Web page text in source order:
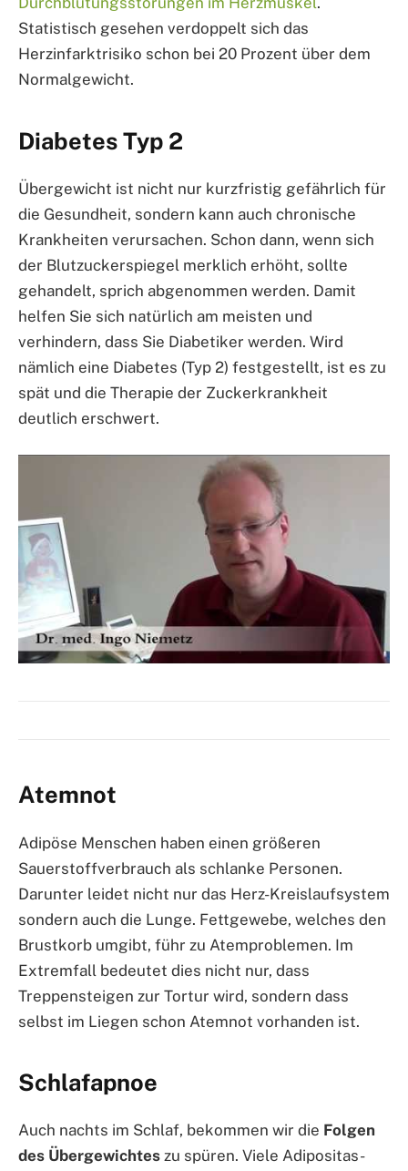
Statistisch gesehen verdoppelt sich das
Herzinfarktrisiko schon bei 20 Prozent über dem
Normalgewicht.
Diabetes Typ 2
Übergewicht ist nicht nur kurzfristig gefährlich für
die Gesundheit, sondern kann auch chronische
Krankheiten verursachen. Schon dann, wenn sich
der Blutzuckerspiegel merklich erhöht, sollte
gehandelt, sprich abgenommen werden. Damit
helfen Sie sich natürlich am meisten und
verhindern, dass Sie Diabetiker werden. Wird
nämlich eine Diabetes (Typ 2) festgestellt, ist es zu
spät und die Therapie der Zuckerkrankheit
deutlich erschwert.
Atemnot
Adipöse Menschen haben einen größeren
Sauerstoffverbrauch als schlanke Personen.
Darunter leidet nicht nur das Herz-Kreislaufsystem
sondern auch die Lunge. Fettgewebe, welches den
Brustkorb umgibt, führ zu Atemproblemen. Im
Extremfall bedeutet dies nicht nur, dass
Treppensteigen zur Tortur wird, sondern dass
selbst im Liegen schon Atemnot vorhanden ist.
Schlafapnoe
Auch nachts im Schlaf, bekommen wir die Folgen
des Übergewichtes zu spüren. Viele Adipositas-